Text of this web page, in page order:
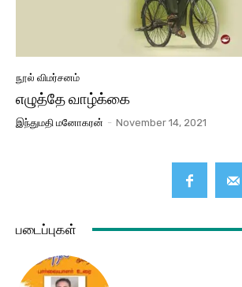
நூல் விமர்சனம்
எழுத்தே வாழ்க்கை
இந்துமதி மனோகரன் - November 14, 2021
படைப்புகள்